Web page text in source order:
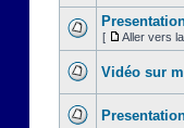
[ Aller vers
Vidéo sur